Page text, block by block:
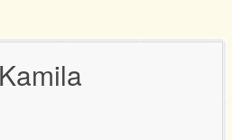
realizacji